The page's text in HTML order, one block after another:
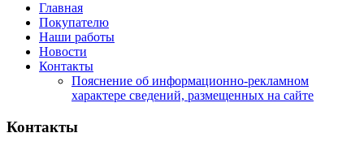
Главная
Покупателю
Наши работы
Новости
Контакты
Пояснение об информационно-рекламном
характере сведений, размещенных на сайте
Контакты